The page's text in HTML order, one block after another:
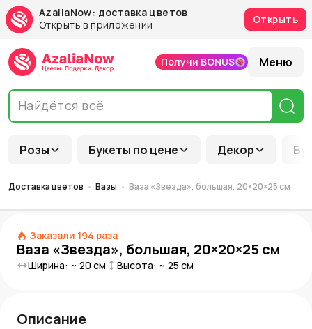
AzaliaNow: доставка цветов
Открыть в приложении
Открыть
Розы Букеты по цене Декор
Получи BONUS Меню
Доставка цветов Вазы Ваза «Звезда», большая, 20×20×25 см
Заказали 194 раза
Ваза «Звезда», большая, 20×20×25 см
Ширина: ~ 20 см Высота: ~ 25 см
Описание